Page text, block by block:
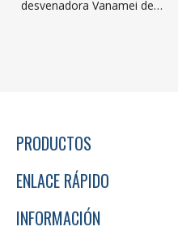
desvenadora Vanamei de
PRODUCTOS
ENLACE RÁPIDO
INFORMACIÓN